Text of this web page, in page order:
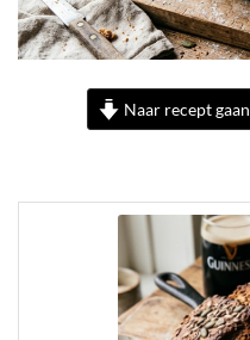
Naar recept gaan